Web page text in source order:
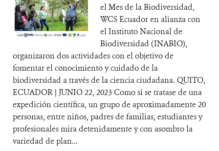
el Mes de la Biodiversidad,
WCS Ecuador en alianza con
el Instituto Nacional de
Biodiversidad (INABIO),
organizaron dos actividades con el objetivo de
fomentar el conocimiento y cuidado de la
biodiversidad a través de la ciencia ciudadana. QUITO,
ECUADOR | JUNIO 22, 2023 Como si se tratase de una
expedición científica, un grupo de aproximadamente 20
personas, entre niños, padres de familias, estudiantes y
profesionales mira detenidamente y con asombro la
variedad de plan...